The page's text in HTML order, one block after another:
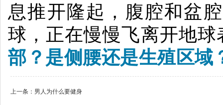
息推开隆起，腹腔和盆
球，正在慢慢飞离开地球
部？ 是侧腰还是生殖区域
上一条： 男人为什么要健身